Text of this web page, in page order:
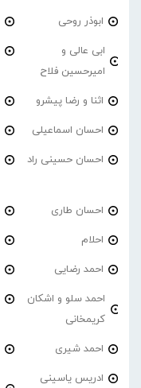
ابوذر روحی
ابی عالی و
امیرحسین فلاح
اثنا و رضا پیشرو
احسان اسماعیلی
احسان حسینی راد
احسان طاری
احلام
احمد‌ رضایی
احمد سلو و اشکان
کریمخانی
احمد شیری
ادریس یاسینی